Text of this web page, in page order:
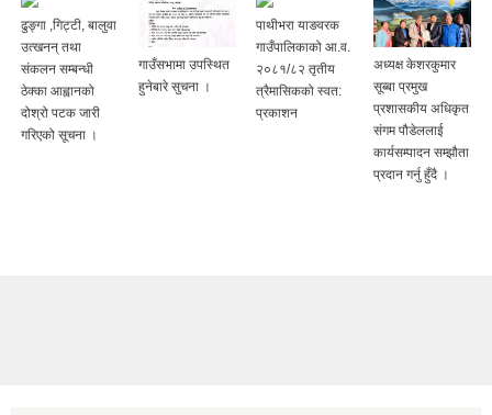
ढुङ्गा ,गिट्टी, बालुवा
उत्खनन् तथा
संकलन सम्बन्धी
ठेक्का आह्वानको
दोश्रो पटक जारी
गरिएको सूचना ।
गाउँसभामा उपस्थित
हुनेबारे सुचना ।
पाथीभरा याङवरक
गाउँपालिकाको आ.व.
२०८१/८२ तृतीय
त्रैमासिकको स्वत:
प्रकाशन
अध्यक्ष केशरकुमार
सूब्बा प्रमुख
प्रशासकीय अधिकृत
संगम पौडेललाई
कार्यसम्पादन सम्झौता
प्रदान गर्नु हुँदै ।